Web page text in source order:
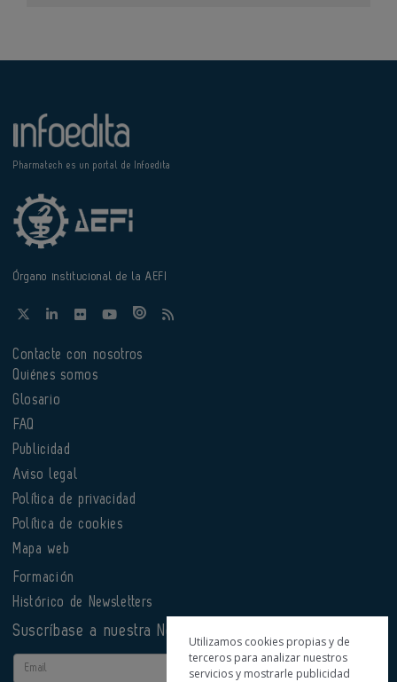
Pharmatech es un portal de Infoedita
Órgano institucional de la AEFI
Contacte con nosotros
Quiénes somos
Glosario
FAQ
Publicidad
Aviso legal
Política de privacidad
Política de cookies
Mapa web
Formación
Histórico de Newsletters
Suscríbase a nuestra Newsletter
Email
Utilizamos cookies propias y de
terceros para analizar nuestros
servicios y mostrarle publicidad